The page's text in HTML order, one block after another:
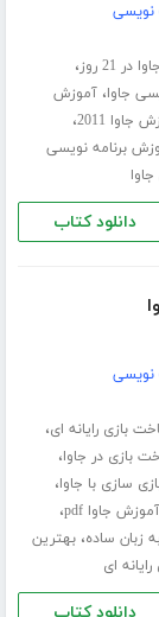
نویسی
21 روز ،
جاوا،آموزش
جاوا 2011 ،
برنامه نویسی
دانلود کتاب
نویسی
بازی رایانه ای،
بازی در جاوا،
سازی با جاوا،
آموزش جاوا pdf ،
زبان ساده،بهترین
ای